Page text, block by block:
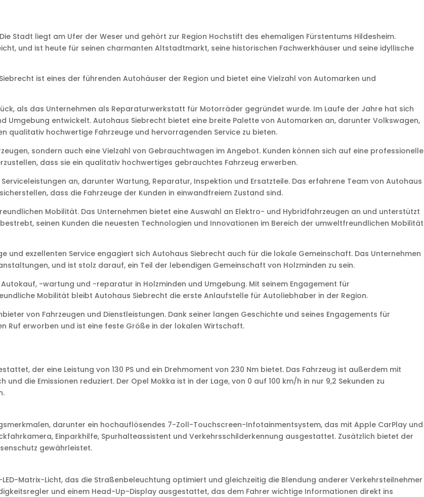
Stadt liegt am Ufer der Weser und gehört zur Region Hochstift des ehemaligen Fürstentums Hildesheim.
und ist heute für seinen charmanten Altstadtmarkt, seine historischen Fachwerkhäuser und seine idyllische
ist eines der führenden Autohäuser der Region und bietet eine Vielzahl von Automarken und
als das Unternehmen als Reparaturwerkstatt für Motorräder gegründet wurde. Im Laufe der Jahre hat sich
Umgebung entwickelt. Autohaus Siebrecht bietet eine breite Palette von Automarken an, darunter Volkswagen,
qualitativ hochwertige Fahrzeuge und hervorragenden Service zu bieten.
sondern auch eine Vielzahl von Gebrauchtwagen im Angebot. Kunden können sich auf eine professionelle
dass sie ein qualitativ hochwertiges gebrauchtes Fahrzeug erwerben.
an, darunter Wartung, Reparatur, Inspektion und Ersatzteile. Das erfahrene Team von Autohaus
dass die Fahrzeuge der Kunden in einwandfreiem Zustand sind.
Mobilität. Das Unternehmen bietet eine Auswahl an Elektro- und Hybridfahrzeugen an und unterstützt
seinen Kunden die neuesten Technologien und Innovationen im Bereich der umweltfreundlichen Mobilität
und exzellenten Service engagiert sich Autohaus Siebrecht auch für die lokale Gemeinschaft. Das Unternehmen
und ist stolz darauf, ein Teil der lebendigen Gemeinschaft von Holzminden zu sein.
-wartung und -reparatur in Holzminden und Umgebung. Mit seinem Engagement für
Mobilität bleibt Autohaus Siebrecht die erste Anlaufstelle für Autoliebhaber in der Region.
von Fahrzeugen und Dienstleistungen. Dank seiner langen Geschichte und seines Engagements für
Ruf erworben und ist eine feste Größe in der lokalen Wirtschaft.
der eine Leistung von 130 PS und ein Drehmoment von 230 Nm bietet. Das Fahrzeug ist außerdem mit
die Emissionen reduziert. Der Opel Mokka ist in der Lage, von 0 auf 100 km/h in nur 9,2 Sekunden zu
darunter ein hochauflösendes 7-Zoll-Touchscreen-Infotainmentsystem, das mit Apple CarPlay und
Einparkhilfe, Spurhalteassistent und Verkehrsschilderkennung ausgestattet. Zusätzlich bietet der
gewährleistet.
Matrix-Licht, das die Straßenbeleuchtung optimiert und gleichzeitig die Blendung anderer Verkehrsteilnehmer
und einem Head-Up-Display ausgestattet, das dem Fahrer wichtige Informationen direkt ins